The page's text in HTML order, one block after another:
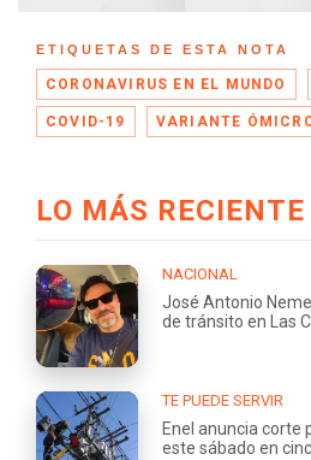
ETIQUETAS DE ESTA NOTA
CORONAVIRUS EN EL MUNDO
COVID-19 VARIANTE
LO MÁS RECIENTE
NACIONAL
José Antonio
de tránsito en Las
TE PUEDE SERVIR
Enel anuncia corte
este sábado en